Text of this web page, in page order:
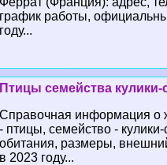
график работы,
году...
Птицы семейства кулики-
Справочная информация о
- птицы, семейство -
обитания, размеры,
в 2023 году...